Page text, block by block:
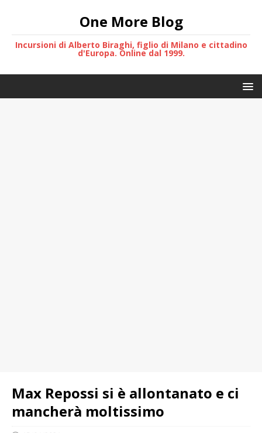
One More Blog
Incursioni di Alberto Biraghi, figlio di Milano e cittadino
d'Europa. Online dal 1999.
Max Repossi si è allontanato e ci
mancherà moltissimo